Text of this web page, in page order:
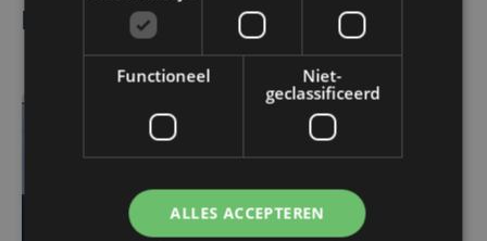
Lees ook
do 19 maart | 18:30
het water in de Leie:
'Geen tekenen van
Functioneel
Niet-
geclassificeerd
ALLES ACCEPTEREN